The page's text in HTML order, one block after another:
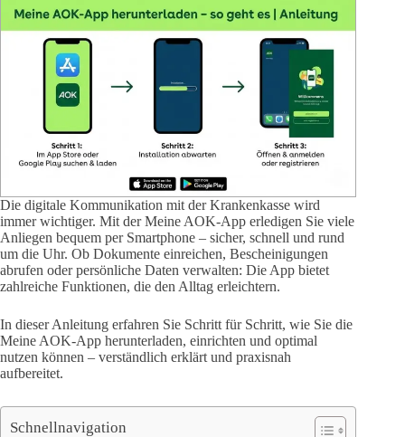
Die digitale Kommunikation mit der Krankenkasse wird
immer wichtiger. Mit der Meine AOK-App erledigen Sie viele
Anliegen bequem per Smartphone – sicher, schnell und rund
um die Uhr. Ob Dokumente einreichen, Bescheinigungen
abrufen oder persönliche Daten verwalten: Die App bietet
zahlreiche Funktionen, die den Alltag erleichtern.
In dieser Anleitung erfahren Sie Schritt für Schritt, wie Sie die
Meine AOK-App herunterladen, einrichten und optimal
nutzen können – verständlich erklärt und praxisnah
aufbereitet.
Schnellnavigation